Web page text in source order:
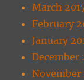
March
February
January
December
November